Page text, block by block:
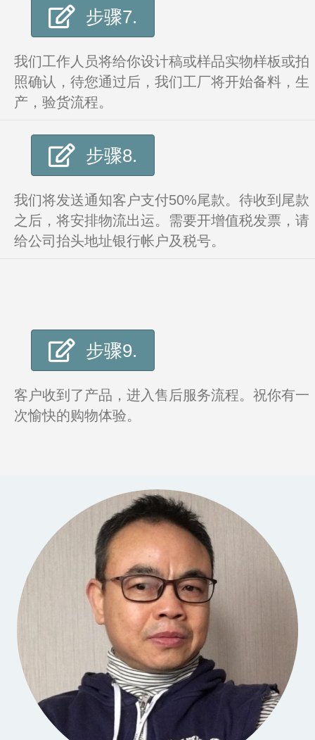
步骤7.
我们工作人员将给你设计稿或样品实物样板或拍
照确认，待您通过后，我们工厂将开始备料，生
产，验货流程。
步骤8.
我们将发送通知客户支付50%尾款。待收到尾款
之后，将安排物流出运。需要开增值税发票，请
给公司抬头地址银行帐户及税号。
步骤9.
客户收到了产品，进入售后服务流程。祝你有一
次愉快的购物体验。